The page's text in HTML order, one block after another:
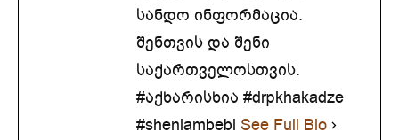
სანდო ინფორმაცია.
შენთვის და შენი
საქართველოსთვის.
#აქხარისხია #drpkhakadze
#sheniambebi See Full Bio